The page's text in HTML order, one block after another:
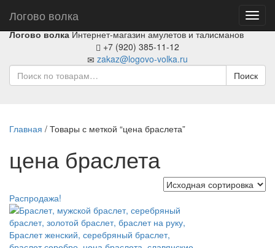
Логово волка
Логово волка Интернет-магазин амулетов и талисманов
+7 (920) 385-11-12
zakaz@logovo-volka.ru
Поиск
Главная / Товары с меткой “цена браслета”
цена браслета
Распродажа!